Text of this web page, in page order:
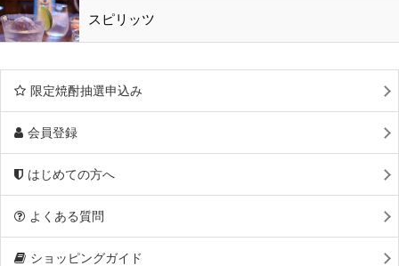
スピリッツ
限定焼酎抽選申込み
会員登録
はじめての方へ
よくある質問
ショッピングガイド